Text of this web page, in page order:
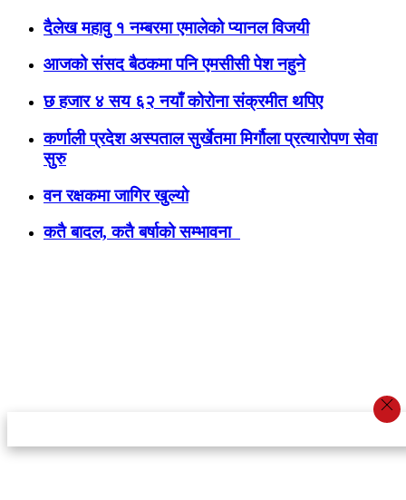
दैलेख महावु १ नम्बरमा एमालेको प्यानल विजयी
आजको संसद बैठकमा पनि एमसीसी पेश नहुने
छ हजार ४ सय ६२ नयाँ कोरोना संक्रमीत थपिए
कर्णाली प्रदेश अस्पताल सुर्खेतमा मिर्गौला प्रत्यारोपण सेवा
सुरु
वन रक्षकमा जागिर खुल्यो
कतै बादल, कतै बर्षाको सम्भावना